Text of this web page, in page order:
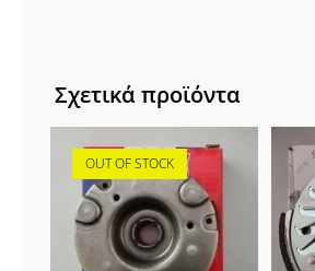
Σχετικά προϊόντα
OUT OF STOCK